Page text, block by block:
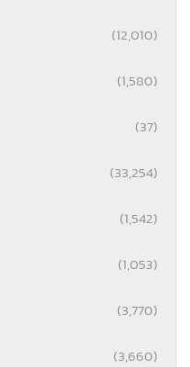
(12,010)
(1,580)
(37)
(33,254)
(1,542)
(1,053)
(3,770)
(3,660)